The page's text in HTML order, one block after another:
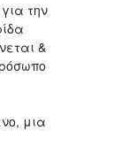
την
&
μια